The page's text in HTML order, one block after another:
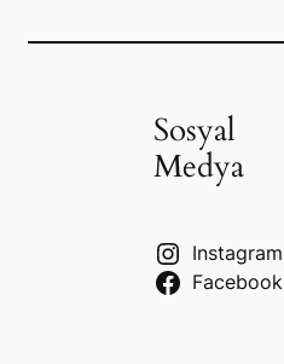
a
Sosyal
Medya
Instagram
Facebook